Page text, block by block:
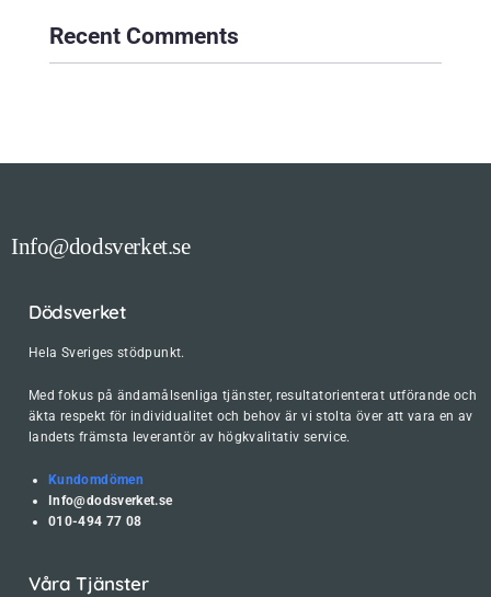
Recent Comments
Info@dodsverket.se
Dödsverket
Hela Sveriges stödpunkt.
Med fokus på ändamålsenliga tjänster, resultatorienterat utförande och
äkta respekt för individualitet och behov är vi stolta över att vara en av
landets främsta leverantör av högkvalitativ service.
Kundomdömen
Info@dodsverket.se
010-494 77 08
Våra Tjänster